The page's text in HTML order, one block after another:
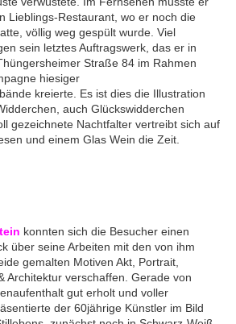
Lieblings-Restaurant, wo er noch die
völlig weg gespült wurde. Viel
sein letztes Auftragswerk, das er in
Straße 84 im Rahmen
hiesiger
kreierte. Es ist dies die Illustration
auch Glückswidderchen
gezeichnete Nachtfalter vertreibt sich auf
und einem Glas Wein die Zeit.
konnten sich die Besucher einen
über seine Arbeiten mit den von ihm
gemalten Motiven Akt, Portrait,
Architektur verschaffen. Gerade von
gut erholt und voller
der 60jährige Künstler im Bild